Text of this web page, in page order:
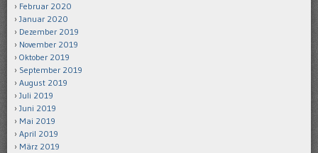
Februar 2020
Januar 2020
Dezember 2019
November 2019
Oktober 2019
September 2019
August 2019
Juli 2019
Juni 2019
Mai 2019
April 2019
März 2019